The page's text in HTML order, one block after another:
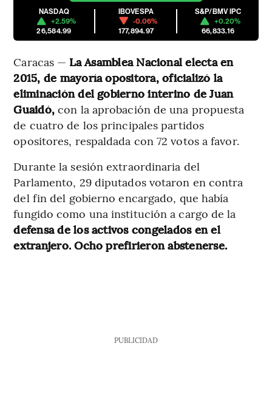
NASDAQ
+2.59%
26,584.99
IBOVESPA
-0.06%
177,894.97
S&P/BMV IPC
+0.20%
66,833.16
Caracas — La Asamblea Nacional electa en
2015, de mayoría opositora, oficializó la
eliminación del gobierno interino de Juan
Guaidó, con la aprobación de una propuesta
de cuatro de los principales partidos
opositores, respaldada con 72 votos a favor.
Durante la sesión extraordinaria del
Parlamento, 29 diputados votaron en contra
del fin del gobierno encargado, que había
fungido como una institución a cargo de la
defensa de los activos congelados en el
extranjero. Ocho prefirieron abstenerse.
PUBLICIDAD